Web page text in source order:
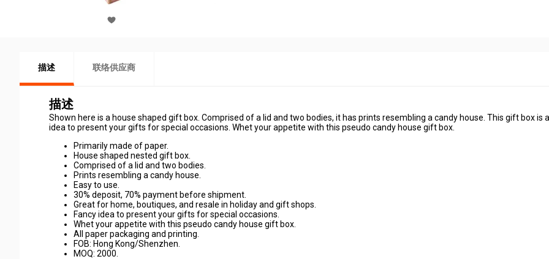
描述 联络供应商
描述
Shown here is a house shaped gift box. Comprised of a lid and two bodies, it has prints resembling a candy house. This gift box is
idea to present your gifts for special occasions. Whet your appetite with this pseudo candy house gift box.
Primarily made of paper.
House shaped nested gift box.
Comprised of a lid and two bodies.
Prints resembling a candy house.
Easy to use.
30% deposit, 70% payment before shipment.
Great for home, boutiques, and resale in holiday and gift shops.
Fancy idea to present your gifts for special occasions.
Whet your appetite with this pseudo candy house gift box.
All paper packaging and printing.
FOB: Hong Kong/Shenzhen.
MOQ: 2000.